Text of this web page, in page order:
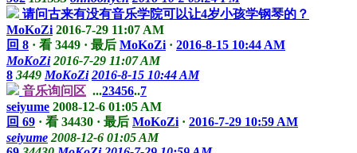
请问古来有没有音乐学院可以让4岁小孩学钢琴的？
MoKoZi 2016-7-29 11:07 AM
回 8 · 看 3449 · 最后 MoKoZi · 2016-8-15 10:44 AM
MoKoZi 2016-7-29 11:07 AM
8 3449 MoKoZi 2016-8-15 10:44 AM
音乐询问区 ...23456..7
seiyume 2008-12-6 01:05 AM
回 69 · 看 34430 · 最后 MoKoZi · 2016-7-29 10:59 AM
seiyume 2008-12-6 01:05 AM